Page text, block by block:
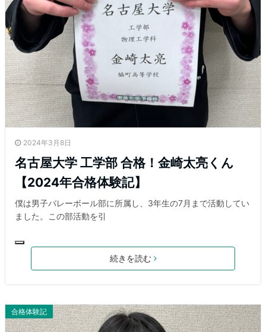
2024年3月8日
名古屋大学 工学部 合格！金崎太亮くん
【2024年合格体験記】
僕は男子バレーボール部に所属し、3年生の7月まで活動してい
ました。この部活動を引
続きを読む
合格体験記